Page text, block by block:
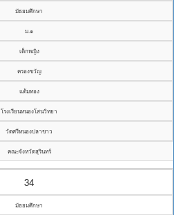
มัธยมศึกษา
ม.๑
เด็กหญิง
ครองขวัญ
แต้มทอง
โรงเรียนหนองโสนวิทยา
วัดศรีหนองปลาขาว
คณะจังหวัดสุรินทร์
34
มัธยมศึกษา